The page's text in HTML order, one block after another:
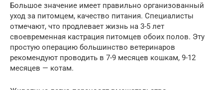
Большое значение имеет правильно организованный
уход за питомцем, качество питания. Специалисты
отмечают, что продлевает жизнь на 3-5 лет
своевременная кастрация питомцев обоих полов. Эту
простую операцию большинство ветеринаров
рекомендуют проводить в 7-9 месяцев кошкам, 9-12
месяцев — котам.